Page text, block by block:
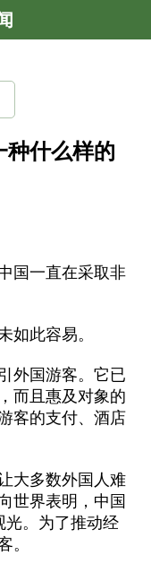
种什么样的
国一直在采取非
如此容易。
外国游客。它已
而且惠及对象的
客的支付、酒店
大多数外国人难
世界表明，中国
。为了推动经
。